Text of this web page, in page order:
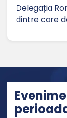
Delegația
dintre care